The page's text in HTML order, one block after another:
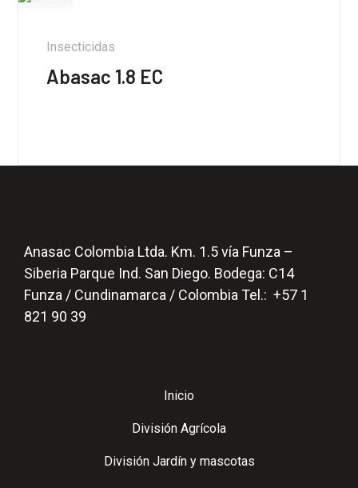
Insecticidas
Abasac 1.8 EC
Anasac Colombia Ltda. Km. 1.5 vía Funza –
Siberia Parque Ind. San Diego. Bodega: C14
Funza / Cundinamarca / Colombia Tel.: +57 1
821 90 39
Inicio
División Agrícola
División Jardín y mascotas